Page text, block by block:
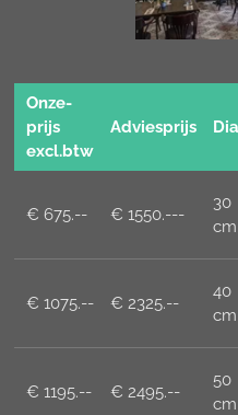
Onze-
prijs
excl.btw
Adviesprijs
€ 675.-- € 1550.---
30
cm
€ 1075.-- € 2325.--
40
cm
€ 1195.-- € 2495.--
50
cm